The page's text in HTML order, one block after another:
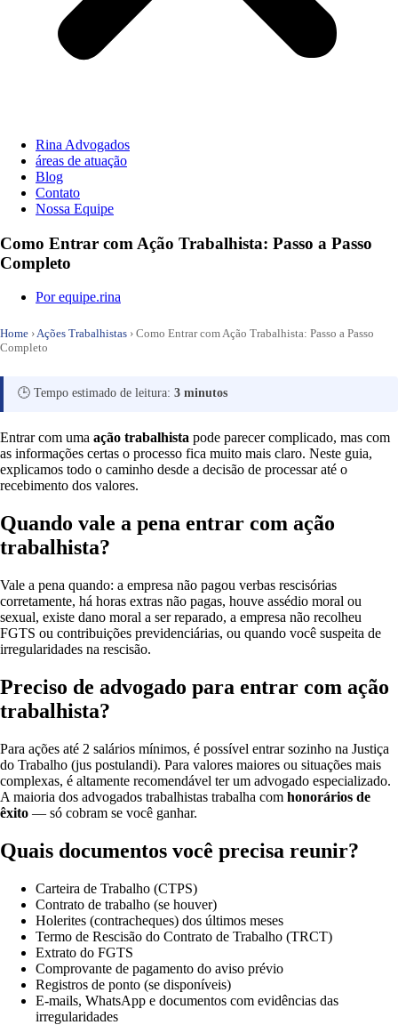
Rina Advogados
áreas de atuação
Blog
Contato
Nossa Equipe
Como Entrar com Ação Trabalhista: Passo a Passo
Completo
Porequipe.rina
Home ›Ações Trabalhistas › Como Entrar com Ação Trabalhista: Passo a Passo
Completo
🕒 Tempo estimado de leitura: 3 minutos
Entrar com uma ação trabalhista pode parecer complicado, mas com
as informações certas o processo fica muito mais claro. Neste guia,
explicamos todo o caminho desde a decisão de processar até o
recebimento dos valores.
Quando vale a pena entrar com ação
trabalhista?
Vale a pena quando: a empresa não pagou verbas rescisórias
corretamente, há horas extras não pagas, houve assédio moral ou
sexual, existe dano moral a ser reparado, a empresa não recolheu
FGTS ou contribuições previdenciárias, ou quando você suspeita de
irregularidades na rescisão.
Preciso de advogado para entrar com ação
trabalhista?
Para ações até 2 salários mínimos, é possível entrar sozinho na Justiça
do Trabalho (jus postulandi). Para valores maiores ou situações mais
complexas, é altamente recomendável ter um advogado especializado.
A maioria dos advogados trabalhistas trabalha com honorários de
êxito — só cobram se você ganhar.
Quais documentos você precisa reunir?
Carteira de Trabalho (CTPS)
Contrato de trabalho (se houver)
Holerites (contracheques) dos últimos meses
Termo de Rescisão do Contrato de Trabalho (TRCT)
Extrato do FGTS
Comprovante de pagamento do aviso prévio
Registros de ponto (se disponíveis)
E-mails, WhatsApp e documentos com evidências das
irregularidades